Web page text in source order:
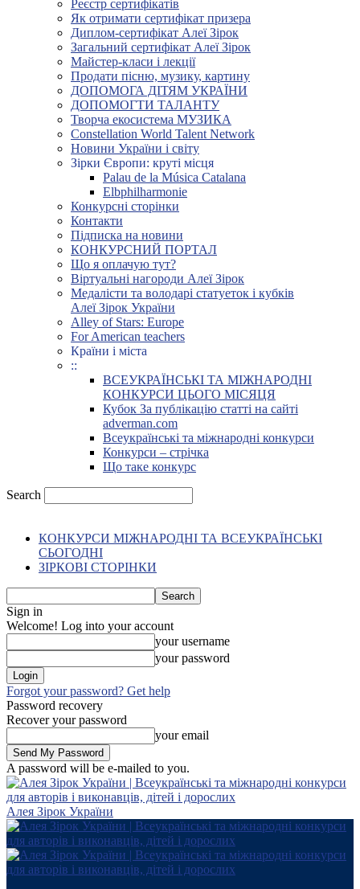
Реєстр сертифікатів
Як отримати сертифікат призера
Диплом-сертифікат Алеї Зірок
Загальний сертифікат Алеї Зірок
Майстер-класи і лекції
Продати пісню, музику, картину
ДОПОМОГА ДІТЯМ УКРАЇНИ
ДОПОМОГТИ ТАЛАНТУ
Творча екосистема МУЗИКА
Constellation World Talent Network
Новини України і світу
Зірки Європи: круті місця
Palau de la Música Catalana
Elbphilharmonie
Конкурсні сторінки
Контакти
Підписка на новини
КОНКУРСНИЙ ПОРТАЛ
Що я оплачую тут?
Віртуальні нагороди Алеї Зірок
Медалісти та володарі статуеток і кубків
Алеї Зірок України
Alley of Stars: Europe
For American teachers
Країни і міста
::
ВСЕУКРАЇНСЬКІ ТА МІЖНАРОДНІ
КОНКУРСИ ЦЬОГО МІСЯЦЯ
Кубок За публікацію статті на сайті
adverman.com
Всеукраїнські та міжнародні конкурси
Конкурси – стрічка
Що таке конкурс
Search
КОНКУРСИ МІЖНАРОДНІ ТА ВСЕУКРАЇНСЬКІ
СЬОГОДНІ
ЗІРКОВІ СТОРІНКИ
Sign in
Welcome! Log into your account
your username
your password
Forgot your password? Get help
Password recovery
Recover your password
your email
A password will be e-mailed to you.
Алея Зірок України